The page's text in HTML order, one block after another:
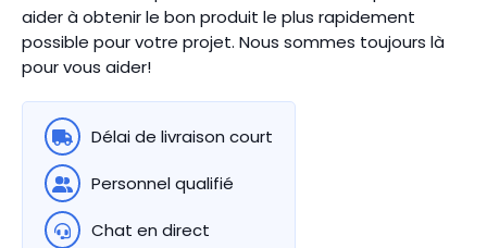
aider à obtenir le bon produit le plus rapidement
possible pour votre projet. Nous sommes toujours là
pour vous aider!
Délai de livraison court
Personnel qualifié
Chat en direct